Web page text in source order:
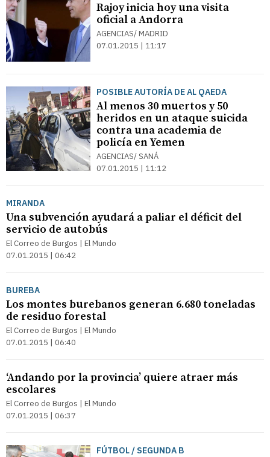
Rajoy inicia hoy una visita
oficial a Andorra
AGENCIAS/ MADRID
07.01.2015 | 11:17
POSIBLE AUTORÍA DE AL QAEDA
Al menos 30 muertos y 50
heridos en un ataque suicida
contra una academia de
policía en Yemen
AGENCIAS/ SANÁ
07.01.2015 | 11:12
MIRANDA
Una subvención ayudará a paliar el déficit del
servicio de autobús
El Correo de Burgos | El Mundo
07.01.2015 | 06:42
BUREBA
Los montes burebanos generan 6.680 toneladas
de residuo forestal
El Correo de Burgos | El Mundo
07.01.2015 | 06:40
‘Andando por la provincia’ quiere atraer más
escolares
El Correo de Burgos | El Mundo
07.01.2015 | 06:37
FÚTBOL / SEGUNDA B